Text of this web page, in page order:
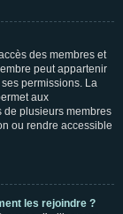
des membres et
peut appartenir
permissions. La
aux
de plusieurs membres
ou rendre accessible
les rejoindre ?